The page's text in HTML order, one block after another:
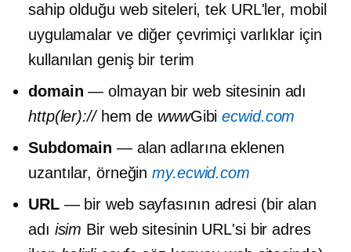
sahip olduğu web siteleri, tek URL'ler, mobil
uygulamalar ve diğer çevrimiçi varlıklar için
kullanılan geniş bir terim
domain — olmayan bir web sitesinin adı
http(ler)://hem de wwwGibiecwid.com
Subdomain — alan adlarına eklenen
uzantılar, örneğinmy.ecwid.com
URL— bir web sayfasının adresi (bir alan
adı isim Bir web sitesinin URL'si bir adres